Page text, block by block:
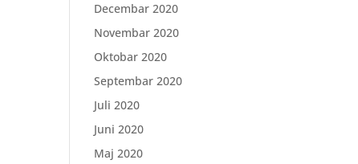
Decembar 2020
Novembar 2020
Oktobar 2020
Septembar 2020
Juli 2020
Juni 2020
Maj 2020